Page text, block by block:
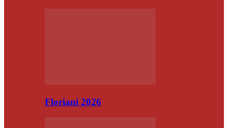
Floriani 2026